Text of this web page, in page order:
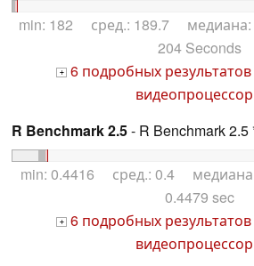
min: 182 сред.: 189.7 медиана:
204 Seconds
+ 6 подробных результатов
R Benchmark 2.5- R Benchmark 2.5
min: 0.4416 сред.: 0.4
0.4479 sec
+ 6 подробных результатов